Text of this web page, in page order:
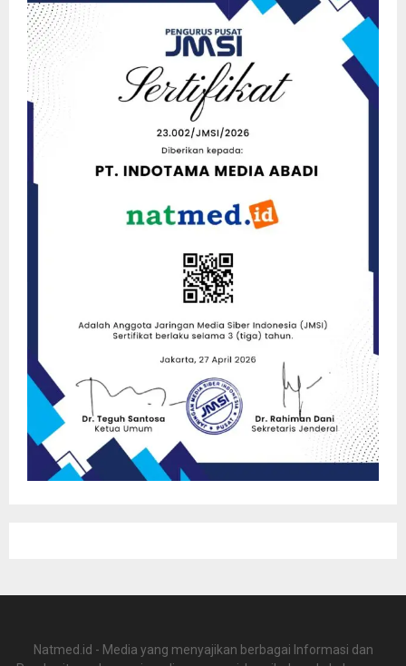
Natmed.id - Media yang menyajikan berbagai Informasi dan